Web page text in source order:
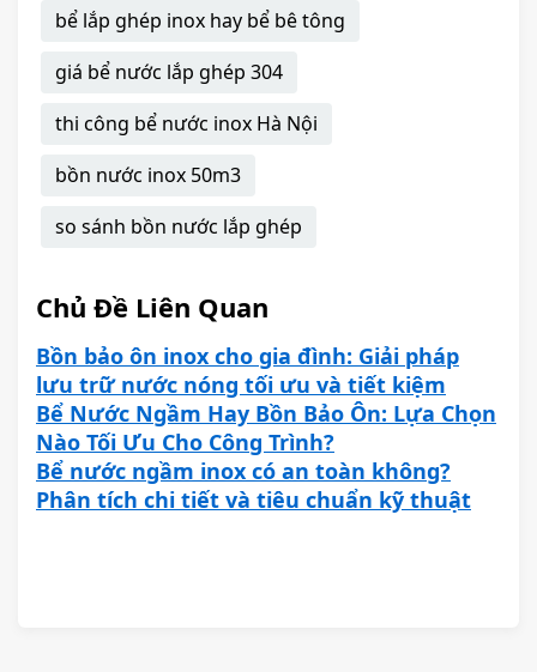
bể lắp ghép inox hay bể bê tông
giá bể nước lắp ghép 304
thi công bể nước inox Hà Nội
bồn nước inox 50m3
so sánh bồn nước lắp ghép
Chủ Đề Liên Quan
Bồn bảo ôn inox cho gia đình: Giải pháp
lưu trữ nước nóng tối ưu và tiết kiệm
Bể Nước Ngầm Hay Bồn Bảo Ôn: Lựa Chọn
Nào Tối Ưu Cho Công Trình?
Bể nước ngầm inox có an toàn không?
Phân tích chi tiết và tiêu chuẩn kỹ thuật